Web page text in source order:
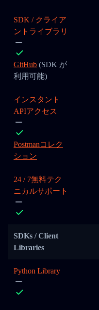
SDK / クライア
ントライブラリ
GitHub (SDK が
利用可能)
インスタント
APIアクセス
Postmanコレク
ション
24 / 7無料テク
ニカルサポート
SDKs / Client
Libraries
Python Library